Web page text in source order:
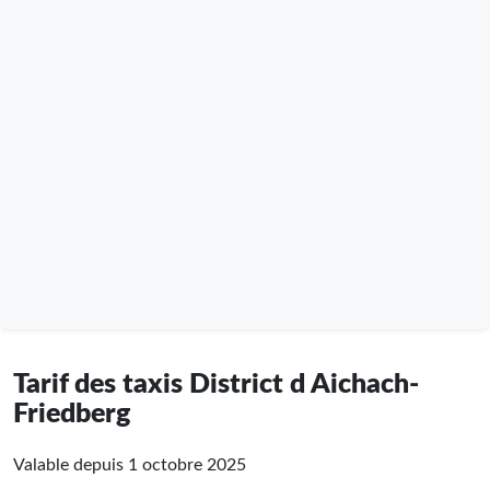
Tarif des taxis District d Aichach-
Friedberg
Valable depuis 1 octobre 2025